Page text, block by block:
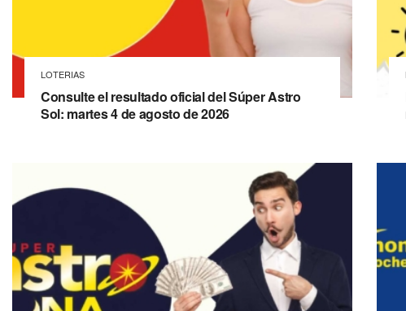
LOTERIAS
Consulte el resultado oficial del Súper Astro
Sol: martes 4 de agosto de 2026